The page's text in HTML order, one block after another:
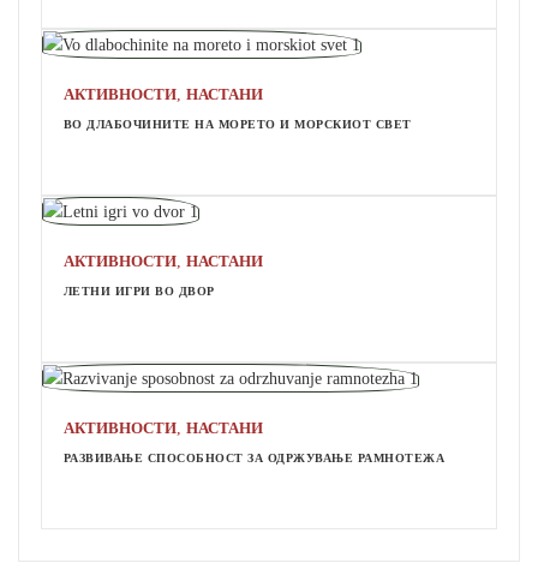
АКТИВНОСТИ, НАСТАНИ
ВО ДЛАБОЧИНИТЕ НА МОРЕТО И МОРСКИОТ СВЕТ
АКТИВНОСТИ, НАСТАНИ
ЛЕТНИ ИГРИ ВО ДВОР
АКТИВНОСТИ, НАСТАНИ
РАЗВИВАЊЕ СПОСОБНОСТ ЗА ОДРЖУВАЊЕ РАМНОТЕЖА